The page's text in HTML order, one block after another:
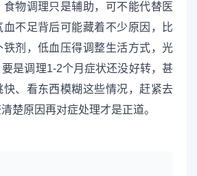
物调理只是辅助，可不能代替医
血不足背后可能藏着不少原因，比
剂，低血压得调整生活方式，光
是调理1-2个月症状还没好转，甚
快、看东西模糊这些情况，赶紧去
楚原因再对症处理才是正道。